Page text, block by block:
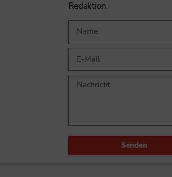
Redaktion.
Senden